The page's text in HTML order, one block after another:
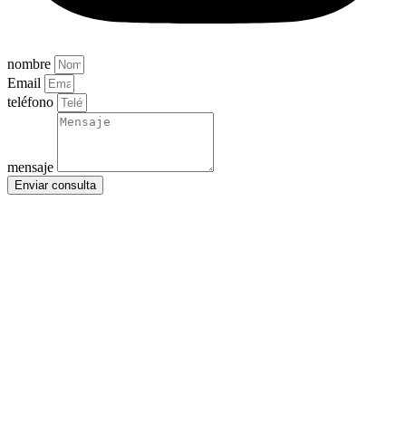
nombre
Email
teléfono
mensaje
Enviar consulta